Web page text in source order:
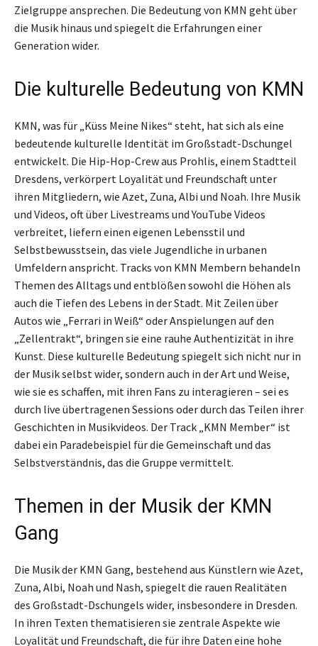
Zielgruppe ansprechen. Die Bedeutung von KMN geht über
die Musik hinaus und spiegelt die Erfahrungen einer
Generation wider.
Die kulturelle Bedeutung von KMN
KMN, was für „Küss Meine Nikes“ steht, hat sich als eine
bedeutende kulturelle Identität im Großstadt-Dschungel
entwickelt. Die Hip-Hop-Crew aus Prohlis, einem Stadtteil
Dresdens, verkörpert Loyalität und Freundschaft unter
ihren Mitgliedern, wie Azet, Zuna, Albi und Noah. Ihre Musik
und Videos, oft über Livestreams und YouTube Videos
verbreitet, liefern einen eigenen Lebensstil und
Selbstbewusstsein, das viele Jugendliche in urbanen
Umfeldern anspricht. Tracks von KMN Membern behandeln
Themen des Alltags und entblößen sowohl die Höhen als
auch die Tiefen des Lebens in der Stadt. Mit Zeilen über
Autos wie „Ferrari in Weiß“ oder Anspielungen auf den
„Zellentrakt“, bringen sie eine rauhe Authentizität in ihre
Kunst. Diese kulturelle Bedeutung spiegelt sich nicht nur in
der Musik selbst wider, sondern auch in der Art und Weise,
wie sie es schaffen, mit ihren Fans zu interagieren – sei es
durch live übertragenen Sessions oder durch das Teilen ihrer
Geschichten in Musikvideos. Der Track „KMN Member“ ist
dabei ein Paradebeispiel für die Gemeinschaft und das
Selbstverständnis, das die Gruppe vermittelt.
Themen in der Musik der KMN
Gang
Die Musik der KMN Gang, bestehend aus Künstlern wie Azet,
Zuna, Albi, Noah und Nash, spiegelt die rauen Realitäten
des Großstadt-Dschungels wider, insbesondere in Dresden.
In ihren Texten thematisieren sie zentrale Aspekte wie
Loyalität und Freundschaft, die für ihre Daten eine hohe